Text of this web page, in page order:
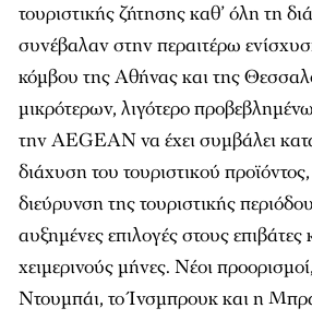
τουριστικής ζήτησης καθ’ όλη τη
συνέβαλαν στην περαιτέρω
κόμβου της Αθήνας και της
μικρότερων, λιγότερο
την AEGEAN να έχει συμβάλει
διάχυση του τουριστικού
διεύρυνση της τουριστικής
αυξημένες επιλογές στους επιβάτες
χειμερινούς μήνες. Νέοι
Ντουμπάι, το Ίνσμπρουκ και η